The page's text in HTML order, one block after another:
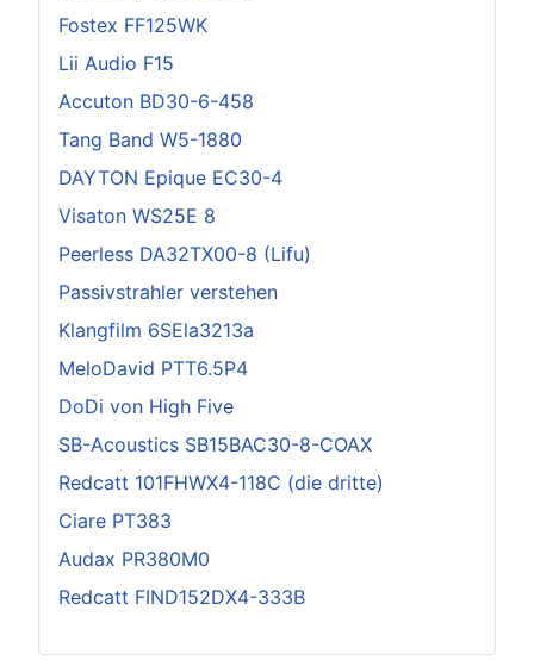
Fostex FF125WK
Lii Audio F15
Accuton BD30-6-458
Tang Band W5-1880
DAYTON Epique EC30-4
Visaton WS25E 8
Peerless DA32TX00-8 (Lifu)
Passivstrahler verstehen
Klangfilm 6SEla3213a
MeloDavid PTT6.5P4
DoDi von High Five
SB-Acoustics SB15BAC30-8-COAX
Redcatt 101FHWX4-118C (die dritte)
Ciare PT383
Audax PR380M0
Redcatt FIND152DX4-333B